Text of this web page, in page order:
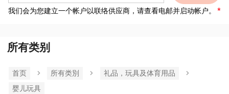
我们会为您建立一个帐户以联络供应商，请查看电邮并启动帐户。
所有类别
首页 所有类別
礼品，玩具及体育用品
婴儿玩具